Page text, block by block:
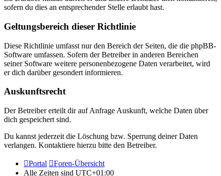
sofern du dies an entsprechender Stelle erlaubt hast.
Geltungsbereich dieser Richtlinie
Diese Richtlinie umfasst nur den Bereich der Seiten, die die phpBB-
Software umfassen. Sofern der Betreiber in anderen Bereichen
seiner Software weitere personenbezogene Daten verarbeitet, wird
er dich darüber gesondert informieren.
Auskunftsrecht
Der Betreiber erteilt dir auf Anfrage Auskunft, welche Daten über
dich gespeichert sind.
Du kannst jederzeit die Löschung bzw. Sperrung deiner Daten
verlangen. Kontaktiere hierzu bitte den Betreiber.
Portal
Foren-Übersicht
Alle Zeiten sind UTC+01:00